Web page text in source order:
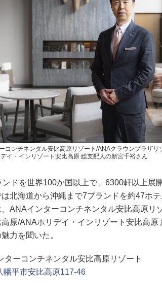
コンチネンタル安比高原リゾート/ANAクラウンプラザリ
イ・インリゾート安比高原 総支配人の新宮千裕さん
ドを世界100か国以上で、6300軒以上展
北海道から沖縄まで7ブランドを約47ホ
、ANAインターコンチネンタル安比高原リ
原/ANAホリデイ・インリゾート安比高原
力を聞いた。
ターコンチネンタル安比高原リゾート
幡平市安比高原117-46